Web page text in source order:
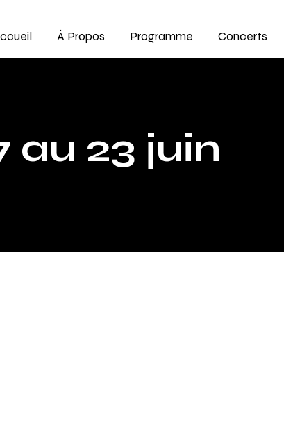
À Propos Programme Concerts
au 23 juin